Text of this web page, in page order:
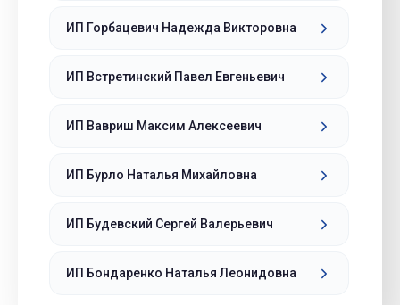
ИП Горбацевич Надежда Викторовна
ИП Встретинский Павел Евгеньевич
ИП Вавриш Максим Алексеевич
ИП Бурло Наталья Михайловна
ИП Будевский Сергей Валерьевич
ИП Бондаренко Наталья Леонидовна